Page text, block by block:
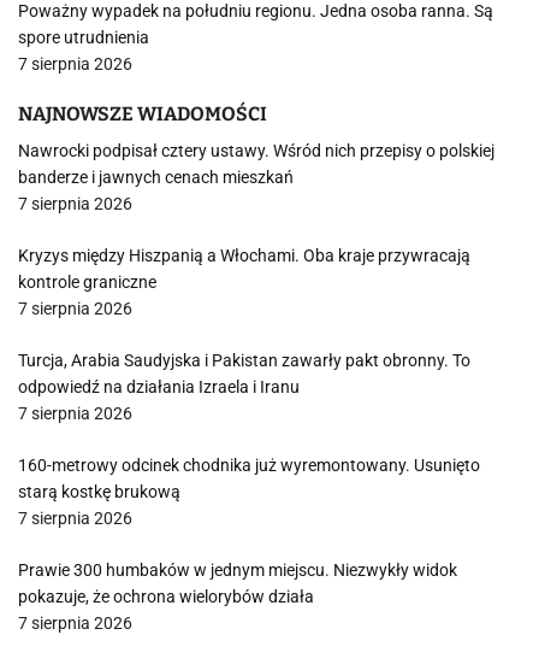
Poważny wypadek na południu regionu. Jedna osoba ranna. Są
spore utrudnienia
7 sierpnia 2026
NAJNOWSZE WIADOMOŚCI
Nawrocki podpisał cztery ustawy. Wśród nich przepisy o polskiej
banderze i jawnych cenach mieszkań
7 sierpnia 2026
Kryzys między Hiszpanią a Włochami. Oba kraje przywracają
kontrole graniczne
7 sierpnia 2026
Turcja, Arabia Saudyjska i Pakistan zawarły pakt obronny. To
odpowiedź na działania Izraela i Iranu
7 sierpnia 2026
160-metrowy odcinek chodnika już wyremontowany. Usunięto
starą kostkę brukową
7 sierpnia 2026
Prawie 300 humbaków w jednym miejscu. Niezwykły widok
pokazuje, że ochrona wielorybów działa
7 sierpnia 2026